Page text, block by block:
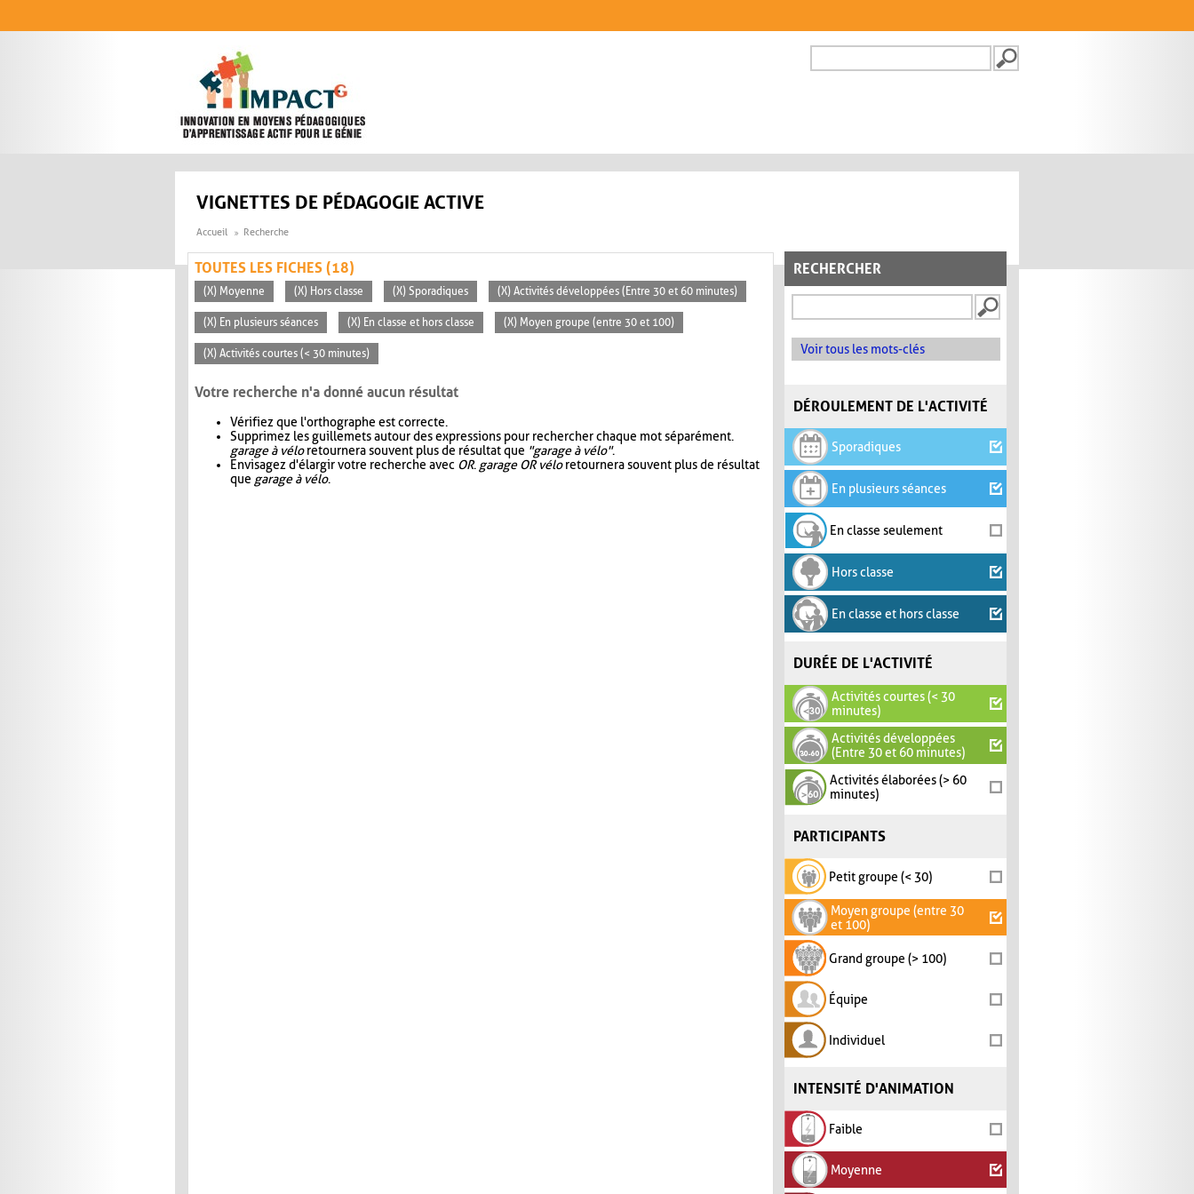
FORMULAIRE DE
VIGNETTES DE PÉDAGOGIE ACTIVE
Accueil Recherche
RECHERCHER
Voir tous les mots-clés
DÉROULEMENT DE L'ACTIVITÉ
Sporadiques
En plusieurs séances
En classe seulement
Hors classe
En classe et hors classe
DURÉE DE L'ACTIVITÉ
Activités courtes (< 30
minutes)
Activités développées
(Entre 30 et 60 minutes)
Activités élaborées (> 60
minutes)
PARTICIPANTS
Petit groupe (< 30)
Moyen groupe (entre 30
et 100)
Grand groupe (> 100)
Équipe
Individuel
INTENSITÉ D'ANIMATION
Faible
Moyenne
TOUTES LES FICHES (18)
(X) Moyenne (X) Hors classe (X) Sporadiques (X) Activités développées (Entre 30 et 60 minutes)
(X) En plusieurs séances (X) En classe et hors classe (X) Moyen groupe (entre 30 et 100)
(X) Activités courtes (< 30 minutes)
Votre recherche n'a donné aucun résultat
Vérifiez que l'orthographe est correcte.
Supprimez les guillemets autour des expressions pour rechercher chaque mot séparément.
garage à véloretournera souvent plus de résultat que "garage à vélo".
Envisagez d'élargir votre recherche avec OR. garage OR véloretournera souvent plus de résultat
que garage à vélo.